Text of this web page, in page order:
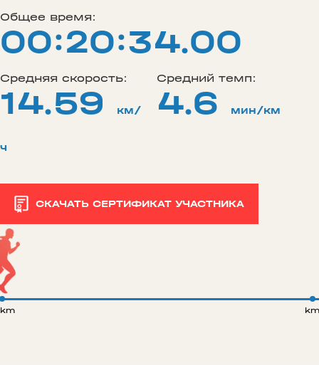
Общее время:
00:20:34.00
Средняя скорость:
14.59 км/
ч
Средний темп:
4.6 мин/км
СКАЧАТЬ СЕРТИФИКАТ УЧАСТНИКА
km